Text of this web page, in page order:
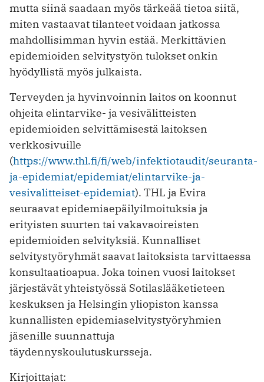
mutta siinä saadaan myös tärkeää tietoa siitä,
miten vastaavat tilanteet voidaan jatkossa
mahdollisimman hyvin estää. Merkittävien
epidemioiden selvitystyön tulokset onkin
hyödyllistä myös julkaista.
Terveyden ja hyvinvoinnin laitos on koonnut
ohjeita elintarvike- ja vesivälitteisten
epidemioiden selvittämisestä laitoksen
verkkosivuille
(https://www.thl.fi/fi/web/infektiotaudit/seuranta-
ja-epidemiat/epidemiat/elintarvike-ja-
vesivalitteiset-epidemiat). THL ja Evira
seuraavat epidemiaepäilyilmoituksia ja
erityisten suurten tai vakavaoireisten
epidemioiden selvityksiä. Kunnalliset
selvitystyöryhmät saavat laitoksista tarvittaessa
konsultaatioapua. Joka toinen vuosi laitokset
järjestävät yhteistyössä Sotilaslääketieteen
keskuksen ja Helsingin yliopiston kanssa
kunnallisten epidemiaselvitystyöryhmien
jäsenille suunnattuja
täydennyskoulutuskursseja.
Kirjoittajat: